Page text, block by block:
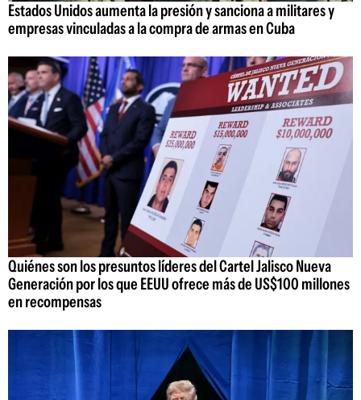
Estados Unidos aumenta la presión y sanciona a militares y
empresas vinculadas a la compra de armas en Cuba
Quiénes son los presuntos líderes del Cartel Jalisco Nueva
Generación por los que EEUU ofrece más de US$100 millones
en recompensas